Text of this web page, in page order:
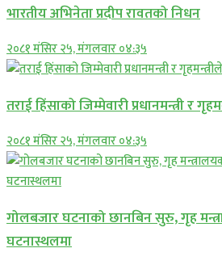
भारतीय अभिनेता प्रदीप रावतको निधन
२०८१ मंसिर २५, मंगलवार ०४:३५
तराई हिंसाको जिम्मेवारी प्रधानमन्त्री र
२०८१ मंसिर २५, मंगलवार ०४:३५
गोलबजार घटनाको छानबिन सुरु, गृह
घटनास्थलमा